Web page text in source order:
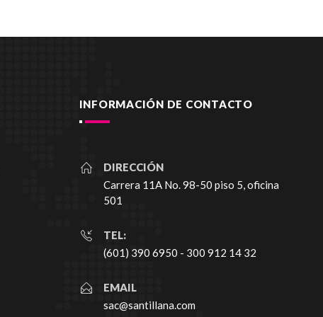
INFORMACIÓN DE CONTACTO
DIRECCIÓN
Carrera 11A No. 98-50 piso 5, oficina
501
TEL:
(601) 390 6950 - 300 912 14 32
EMAIL
sac@santillana.com